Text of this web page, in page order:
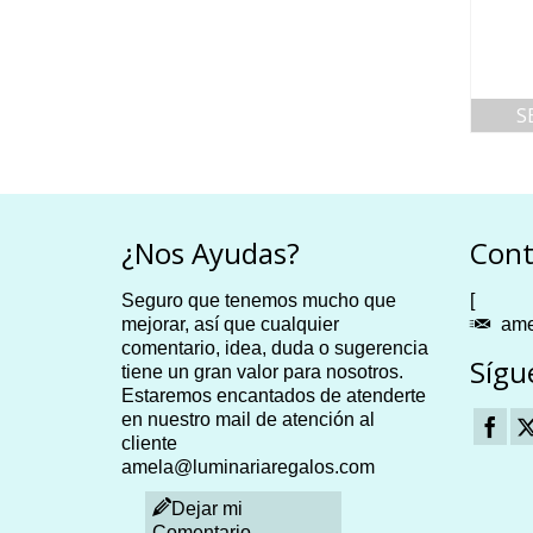
¿Nos Ayudas?
Seguro que tenemos mucho que
mejorar, así que cualquier
comentario, idea, duda o sugerencia
tiene un gran valor para nosotros.
Estaremos encantados de atenderte
en nuestro mail de atención al
cliente
amela@luminariaregalos.com
Dejar mi
[